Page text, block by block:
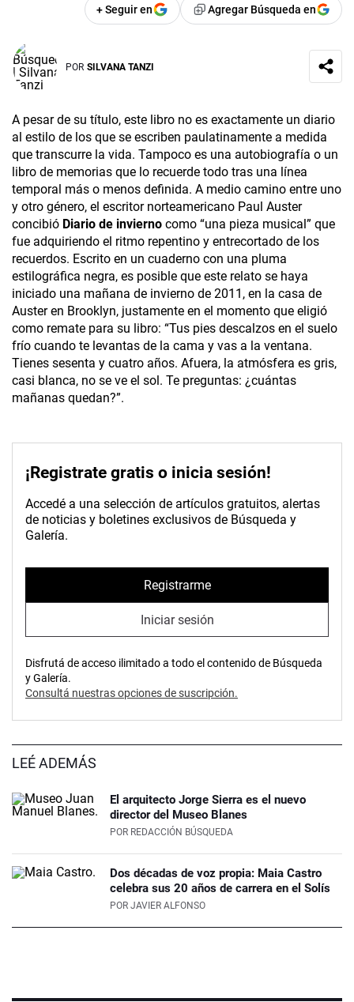
+ Seguir en Agregar Búsqueda en
POR SILVANA TANZI
A pesar de su título, este libro no es exactamente un diario
al estilo de los que se escriben paulatinamente a medida
que transcurre la vida. Tampoco es una autobiografía o un
libro de memorias que lo recuerde todo tras una línea
temporal más o menos definida. A medio camino entre uno
y otro género, el escritor norteamericano Paul Auster
concibió Diario de invierno como “una pieza musical” que
fue adquiriendo el ritmo repentino y entrecortado de los
recuerdos. Escrito en un cuaderno con una pluma
estilográfica negra, es posible que este relato se haya
iniciado una mañana de invierno de 2011, en la casa de
Auster en Brooklyn, justamente en el momento que eligió
como remate para su libro: “Tus pies descalzos en el suelo
frío cuando te levantas de la cama y vas a la ventana.
Tienes sesenta y cuatro años. Afuera, la atmósfera es gris,
casi blanca, no se ve el sol. Te preguntas: ¿cuántas
mañanas quedan?”.
¡Registrate gratis o inicia sesión!
Accedé a una selección de artículos gratuitos, alertas
de noticias y boletines exclusivos de Búsqueda y
Galería.
Registrarme
Iniciar sesión
Disfrutá de acceso ilimitado a todo el contenido de Búsqueda
y Galería.
Consultá nuestras opciones de suscripción.
LEÉ ADEMÁS
El arquitecto Jorge Sierra es el nuevo
director del Museo Blanes
POR REDACCIÓN BÚSQUEDA
Dos décadas de voz propia: Maia Castro
celebra sus 20 años de carrera en el Solís
POR JAVIER ALFONSO